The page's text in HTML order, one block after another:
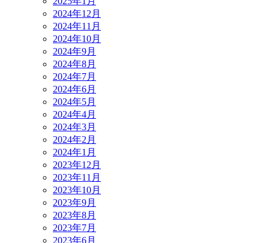
2024年12月
2024年11月
2024年10月
2024年9月
2024年8月
2024年7月
2024年6月
2024年5月
2024年4月
2024年3月
2024年2月
2024年1月
2023年12月
2023年11月
2023年10月
2023年9月
2023年8月
2023年7月
2023年6月